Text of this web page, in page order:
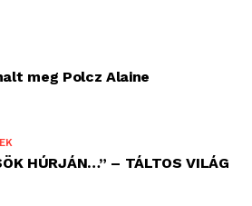
meg Polcz Alaine
HÚRJÁN…” – TÁLTOS VILÁG